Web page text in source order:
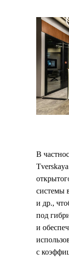
В
системы
и др.,
под
и
с